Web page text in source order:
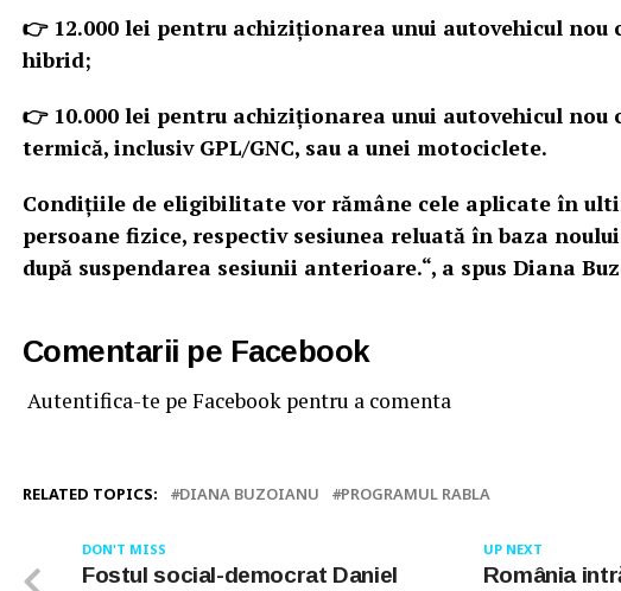
👉 12.000 lei pentru achiziționarea unui autovehicul nou
hibrid;
👉 10.000 lei pentru achiziționarea unui autovehicul nou
termică, inclusiv GPL/GNC, sau a unei motociclete.
Condițiile de eligibilitate vor rămâne cele aplicate în
persoane fizice, respectiv sesiunea reluată în baza
după suspendarea sesiunii anterioare.“, a spus Diana
Comentarii pe Facebook
Autentifica-te pe Facebook pentru a comenta
RELATED TOPICS: DIANA BUZOIANU PROGRAMUL RABLA
UP NEXT
România
DON'T MISS
Fostul social-democrat Daniel